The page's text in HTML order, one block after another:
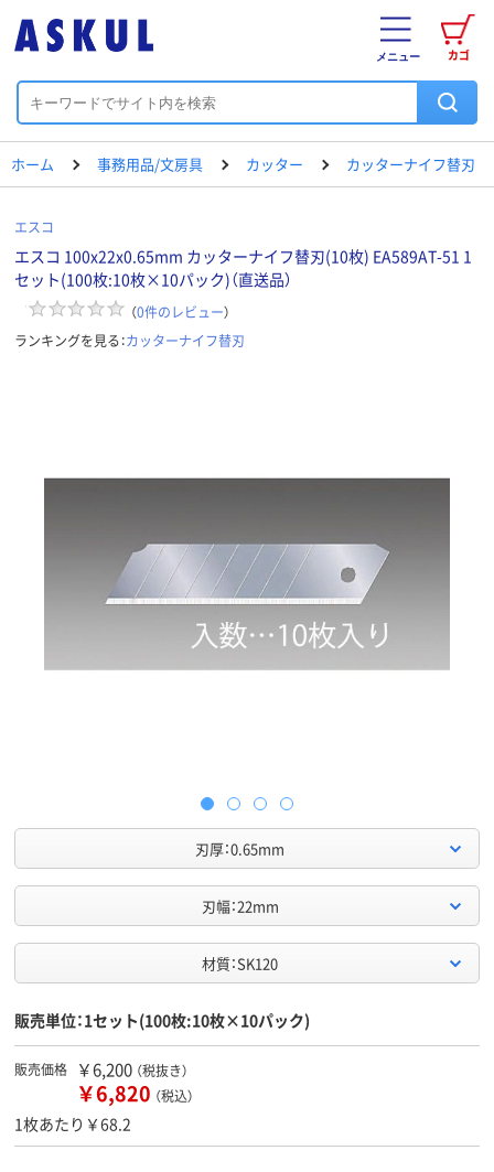
カゴ
メニュー
ホーム 事務用品/文房具 カッター カッターナイフ替刃
エスコ
エスコ 100x22x0.65mm カッターナイフ替刃(10枚) EA589AT-51 1
セット(100枚:10枚×10パック)（直送品）
（0件のレビュー）
ランキングを見る：カッターナイフ替刃
刃厚：0.65mm
刃幅：22mm
材質：SK120
販売単位：1セット(100枚:10枚×10パック)
販売価格 ￥6,200 （税抜き）
￥6,820 （税込）
1枚あたり￥68.2